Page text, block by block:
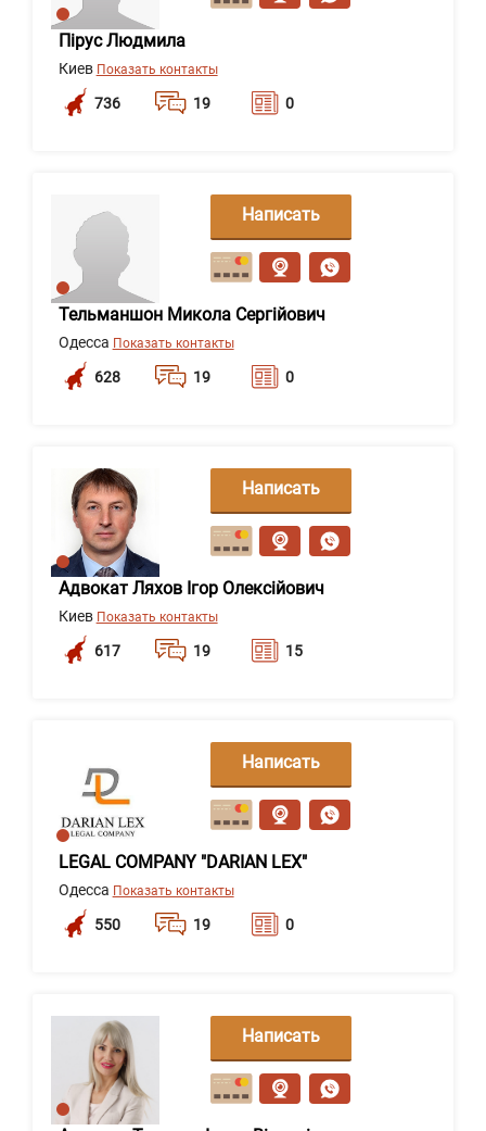
Пірус Людмила
Киев Показать контакты
736 19 0
Тельманшон Микола Сергійович
Одесса Показать контакты
628 19 0
Написать
сообщение
Адвокат Ляхов Ігор Олексійович
Киев Показать контакты
617 19 15
Написать
сообщение
LEGAL COMPANY "DARIAN LEX"
Одесса Показать контакты
550 19 0
Написать
сообщение
Написать
сообщение